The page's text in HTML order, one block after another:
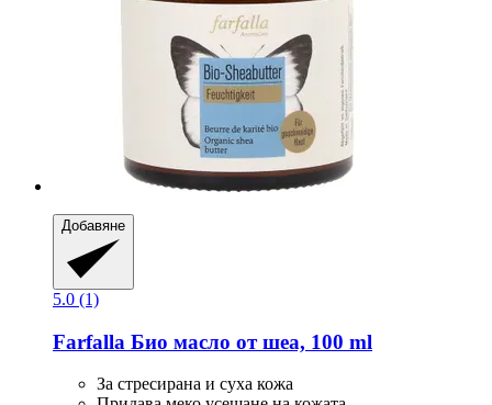
Добавяне
5.0 (1)
Farfalla Био масло от шеа, 100 ml
За стресирана и суха кожа